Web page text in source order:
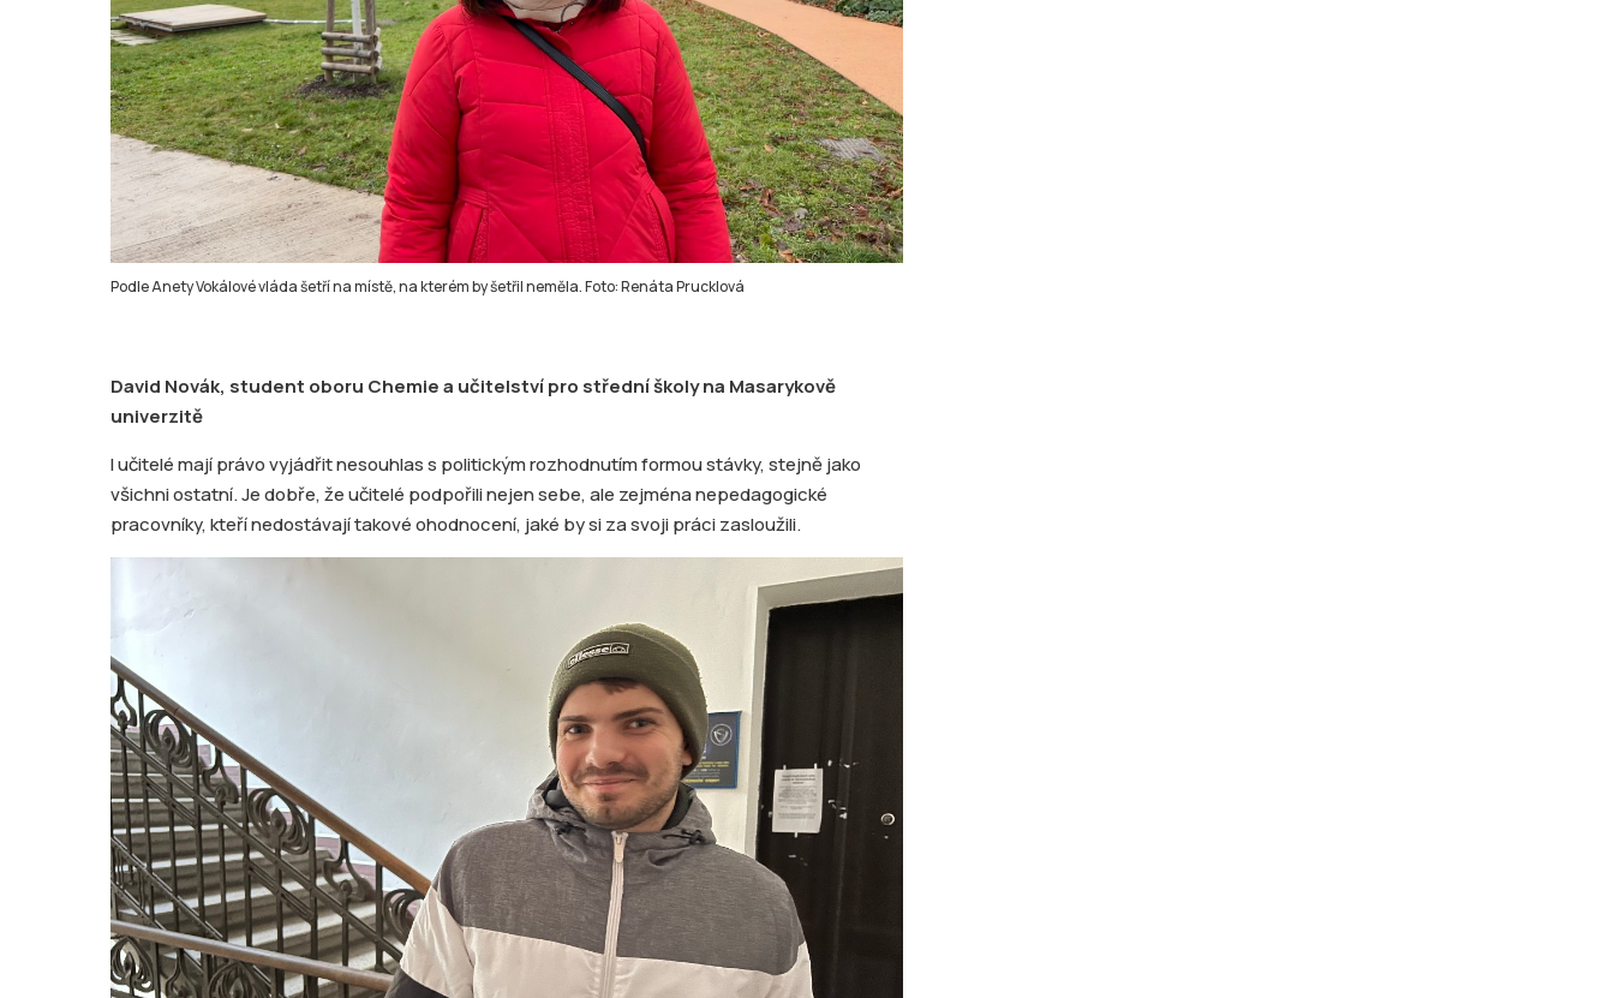
Podle Anety Vokálové vláda šetří na místě, na kterém by šetřil neměla. Foto: Renáta Prucklová
David Novák, student oboru Chemie a učitelství pro střední školy na Masarykově
univerzitě
I učitelé mají právo vyjádřit nesouhlas s politickým rozhodnutím formou stávky, stejně jako
všichni ostatní. Je dobře, že učitelé podpořili nejen sebe, ale zejména nepedagogické
pracovníky, kteří nedostávají takové ohodnocení, jaké by si za svoji práci zasloužili.